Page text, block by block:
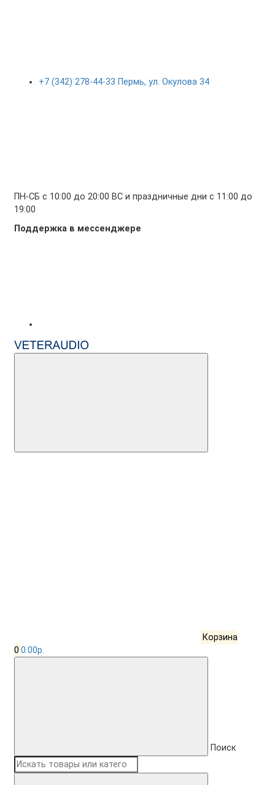
+7 (342) 278-44-33 Пермь, ул. Окулова 34
ПН-СБ с 10:00 до 20:00 ВС и праздничные дни с 11:00 до
19:00
Поддержка в мессенджере
Корзина
0 0.00р.
Поиск